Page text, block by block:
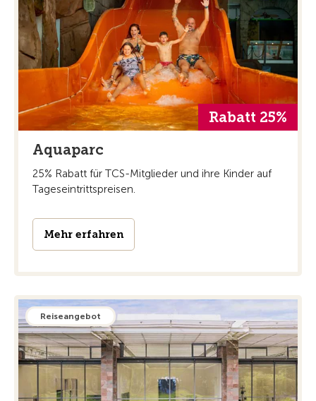
Rabatt 25%
Aquaparc
25% Rabatt für TCS-Mitglieder und ihre Kinder auf
Tageseintrittspreisen.
Mehr erfahren
Reiseangebot